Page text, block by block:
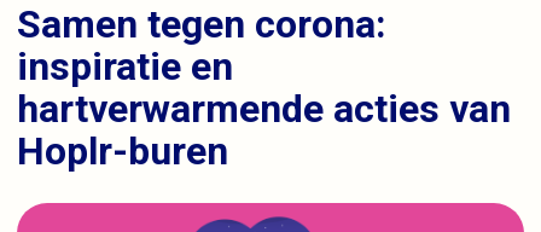
Samen tegen corona:
inspiratie en
hartverwarmende acties van
Hoplr-buren